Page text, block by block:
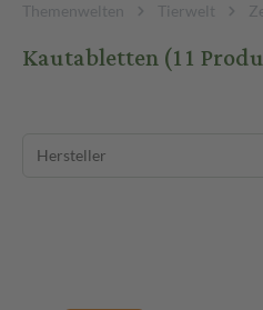
Themenwelten Tierwelt
Kautabletten(11
Hersteller